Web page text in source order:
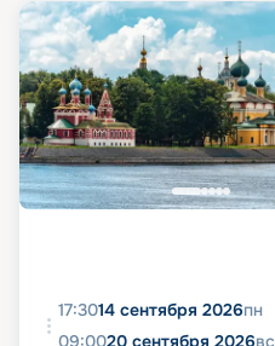
17:3014 сентября 2026пн
09:0020 сентября 2026вс